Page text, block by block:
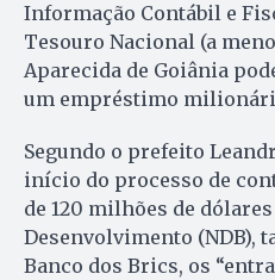
Informação Contábil e
Tesouro Nacional (a
Aparecida de Goiânia
um empréstimo
Segundo o prefeito
início do processo de
de 120 milhões de
Desenvolvimento (NDB),
Banco dos Brics, os